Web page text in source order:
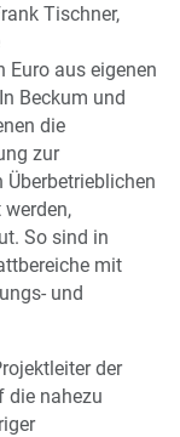
Tischner,
aus eigenen
Beckum und
die
zur
So sind in
mit
und
der
die nahezu